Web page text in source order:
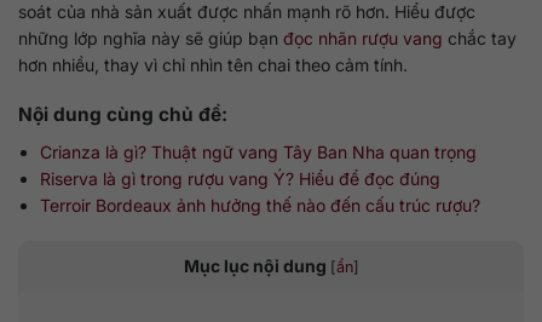
soát của nhà sản xuất được nhấn mạnh rõ hơn. Hiểu được
những lớp nghĩa này sẽ giúp bạn đọc nhãn rượu vang chắc tay
hơn nhiều, thay vì chỉ nhìn tên chai theo cảm tính.
Nội dung cùng chủ đề:
Crianza là gì? Thuật ngữ vang Tây Ban Nha quan trọng
Riserva là gì trong rượu vang Ý? Hiểu để đọc đúng
Terroir Bordeaux ảnh hưởng thế nào đến cấu trúc rượu?
Mục lục nội dung [ẩn]